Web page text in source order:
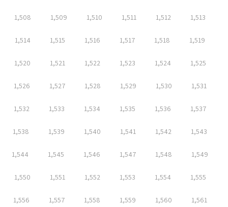
1,508 1,509 1,510 1,511 1,512 1,513
1,514 1,515 1,516 1,517 1,518 1,519
1,520 1,521 1,522 1,523 1,524 1,525
1,526 1,527 1,528 1,529 1,530 1,531
1,532 1,533 1,534 1,535 1,536 1,537
1,538 1,539 1,540 1,541 1,542 1,543
1,544 1,545 1,546 1,547 1,548 1,549
1,550 1,551 1,552 1,553 1,554 1,555
1,556 1,557 1,558 1,559 1,560 1,561